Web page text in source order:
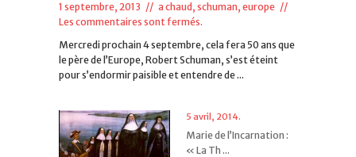
1 septembre, 2013 // a chaud , schuman, europe //
Les commentaires sont fermés.
Mercredi prochain 4 septembre, cela fera 50 ans que
le père de l’Europe, Robert Schuman, s’est éteint
pour s’endormir paisible et entendre de ...
5 avril, 2014.
Marie de l’Incarnation :
« La Th ...